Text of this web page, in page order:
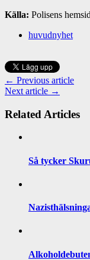
Källa: Polisens
huvudnyhet
← Previous article
Next article →
Related Articles
Så tycker